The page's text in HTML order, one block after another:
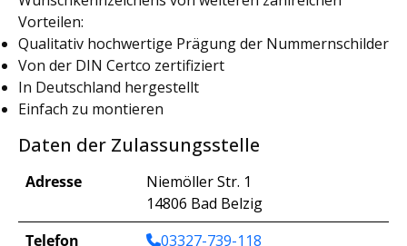
Vorteilen:
Qualitativ hochwertige Prägung der Nummernschilder
Von der DIN Certco zertifiziert
In Deutschland hergestellt
Einfach zu montieren
Daten der Zulassungsstelle
Adresse
Niemöller Str. 1
14806 Bad Belzig
Telefon
03327-739-118